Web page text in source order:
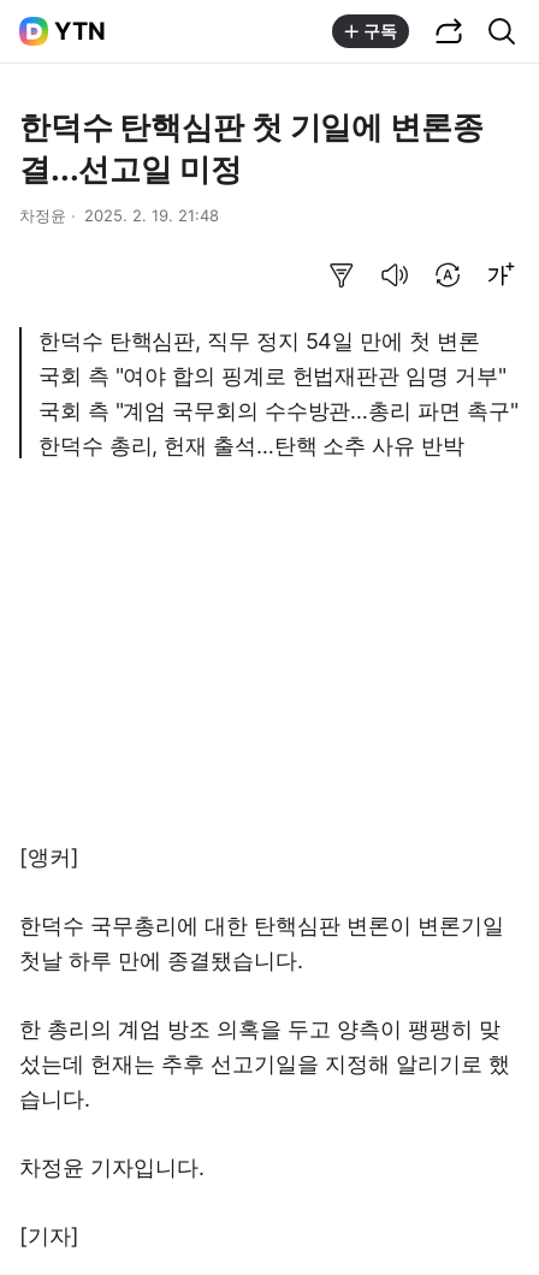
YTN 구독
한덕수 탄핵심판 첫 기일에 변론종
결...선고일 미정
차정윤 2025. 2. 19. 21:48
한덕수 탄핵심판, 직무 정지 54일 만에 첫 변론
국회 측 "여야 합의 핑계로 헌법재판관 임명 거부"
국회 측 "계엄 국무회의 수수방관…총리 파면 촉구"
한덕수 총리, 헌재 출석…탄핵 소추 사유 반박
[앵커]
한덕수 국무총리에 대한 탄핵심판 변론이 변론기일
첫날 하루 만에 종결됐습니다.
한 총리의 계엄 방조 의혹을 두고 양측이 팽팽히 맞
섰는데 헌재는 추후 선고기일을 지정해 알리기로 했
습니다.
차정윤 기자입니다.
[기자]